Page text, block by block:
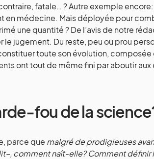
fatale… ? Autre exemple
en médecine. Mais déployée pour
une quantité ? De l’avis de notre
le jugement. Du reste, peu ou prou
toute son évolution,
ont tout de même fini par aboutir
fou de la
parce que malgré de prodigieuses
comment naît-elle? Comment